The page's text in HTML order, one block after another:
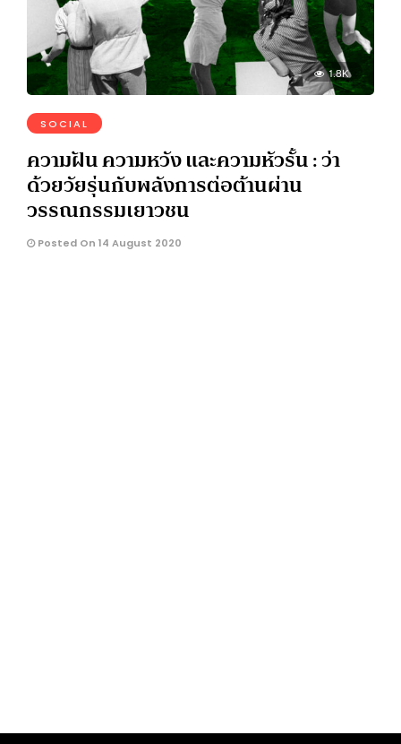
1.8K
SOCIAL
ความฝัน ความหวัง และความหัวรั้น : ว่า
ด้วยวัยรุ่นกับพลังการต่อต้านผ่าน
วรรณกรรมเยาวชน
Posted On 14 August 2020